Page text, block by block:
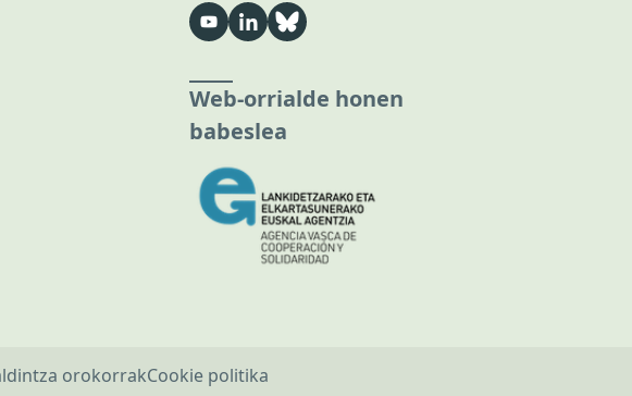
Web-orrialde honen
babeslea
orokorrakCookie politika